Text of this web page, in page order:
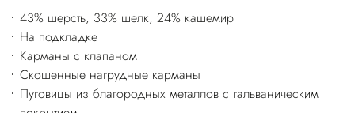
43% шерсть, 33% шелк, 24% кашемир
На подкладке
Карманы с клапаном
Скошенные нагрудные карманы
Пуговицы из благородных металлов с гальваническим